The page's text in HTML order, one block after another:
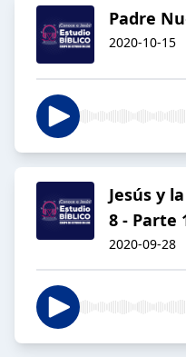
Padre
2020-10-15
Jesús y
8 - Parte
2020-09-28